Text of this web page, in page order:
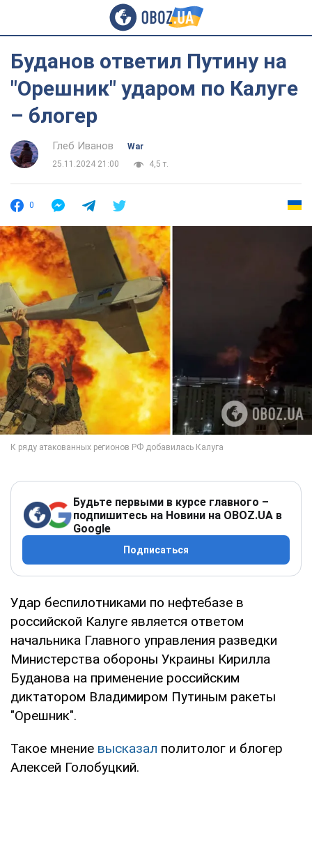
Буданов ответил Путину на
"Орешник" ударом по Калуге
– блогер
Глеб Иванов
War
25.11.2024 21:00
4,5 т.
0
Будьте первыми в курсе главного –
подпишитесь на Новини на OBOZ.UA в
Google
Подписаться
Удар беспилотниками по нефтебазе в
российской Калуге является ответом
начальника Главного управления разведки
Министерства обороны Украины Кирилла
Буданова на применение российским
диктатором Владимиром Путиным ракеты
"Орешник".
Такое мнение высказал политолог и блогер
Алексей Голобуцкий.